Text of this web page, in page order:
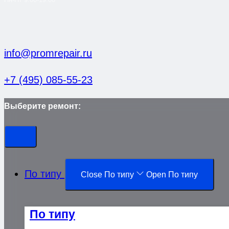
info@promrepair.ru
+7 (495) 085-55-23
Выберите ремонт:
По типу Close По типу Open По типу
По типу